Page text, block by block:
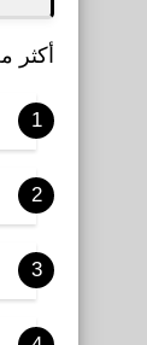
أكثر من 61 مليون مستخدم وهي من أفضل الأدوات لمنع الإعلانات والنوافذ